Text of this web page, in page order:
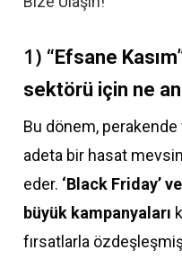
1) “Efsane
sektörü için ne
Bu dönem,
adeta bir hasat
eder. ‘Black Friday’
büyük kampanyaları
fırsatlarla